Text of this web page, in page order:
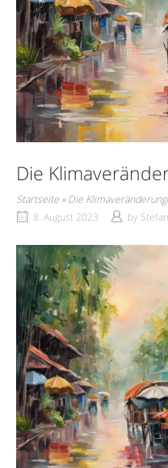
Die
Startseite »Die
8. August 2023
by